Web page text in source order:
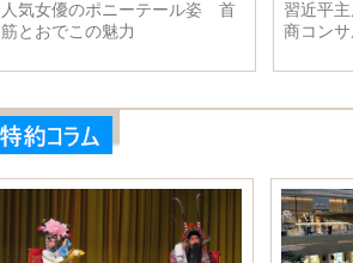
人気女優のポニーテール姿 首
筋とおでこの魅力
習近平
商コン